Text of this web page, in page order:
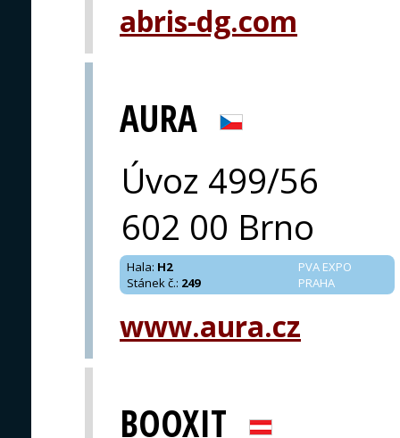
abris-dg.com
AURA
Úvoz 499/56
602 00 Brno
PVA EXPO
PRAHA
Hala: H2
Stánek č.: 249
www.aura.cz
BOOXIT